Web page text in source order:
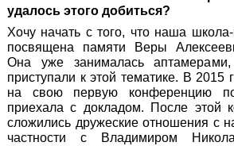
удалось этого добиться?
Хочу начать с того, что наша
посвящена памяти Веры
Она уже занималась
приступали к этой тематике. В 2015
на свою первую конференцию
приехала с докладом. После этой
сложились дружеские отношения с
частности с Владимиром